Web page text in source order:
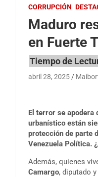
CORRUPCIÓN
Maduro
en Fuerte
abril 28, 2025
El terror se apodera
urbanístico están
protección de parte
Venezuela Política.
Además, quienes
Camargo, diputado